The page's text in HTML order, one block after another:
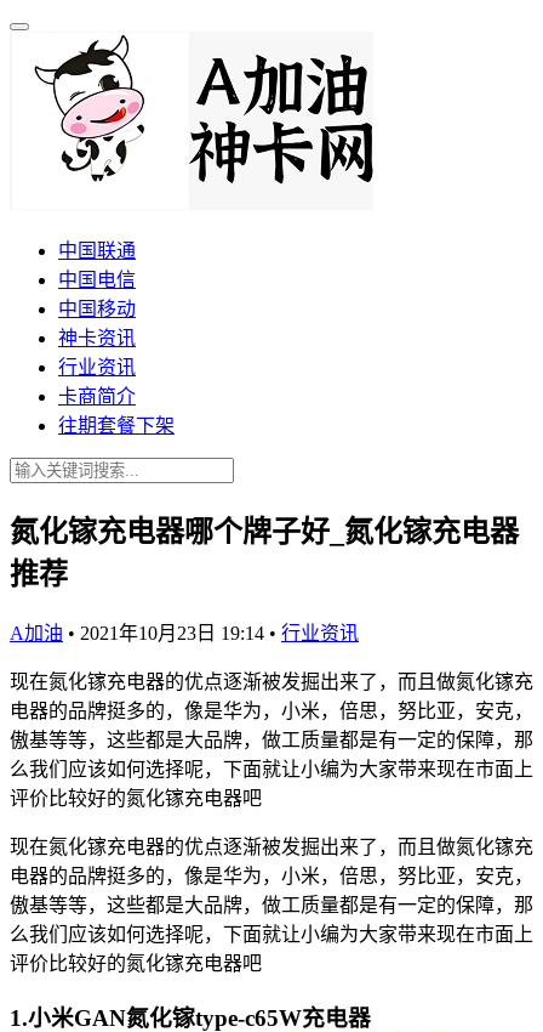
中国联通
中国电信
中国移动
神卡资讯
行业资讯
卡商简介
往期套餐下架
氮化镓充电器哪个牌子好_氮化镓充电器
推荐
A加油 • 2021年10月23日 19:14 • 行业资讯
现在氮化镓充电器的优点逐渐被发掘出来了，而且做氮化镓充
电器的品牌挺多的，像是华为，小米，倍思，努比亚，安克，
傲基等等，这些都是大品牌，做工质量都是有一定的保障，那
么我们应该如何选择呢，下面就让小编为大家带来现在市面上
评价比较好的氮化镓充电器吧
现在氮化镓充电器的优点逐渐被发掘出来了，而且做氮化镓充
电器的品牌挺多的，像是华为，小米，倍思，努比亚，安克，
傲基等等，这些都是大品牌，做工质量都是有一定的保障，那
么我们应该如何选择呢，下面就让小编为大家带来现在市面上
评价比较好的氮化镓充电器吧
1.小米GAN氮化镓type-c65W充电器